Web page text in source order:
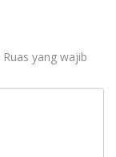
Ruas yang wajib